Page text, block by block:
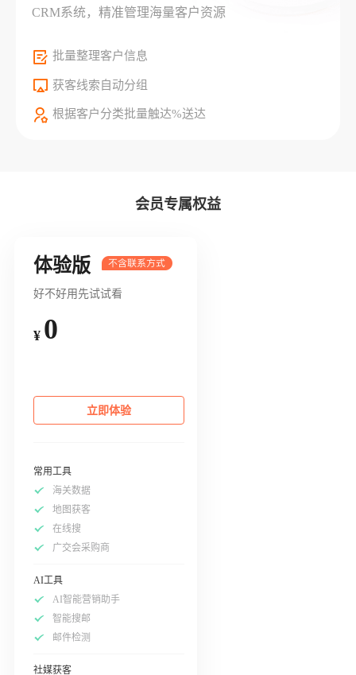
CRM系统，精准管理海量客户资源
批量整理客户信息
获客线索自动分组
根据客户分类批量触达%送达
会员专属权益
体验版
好不好用先试试看
¥ 0
立即体验
常用工具
海关数据
地图获客
在线搜
广交会采购商
AI工具
AI智能营销助手
智能搜邮
邮件检测
社媒获客